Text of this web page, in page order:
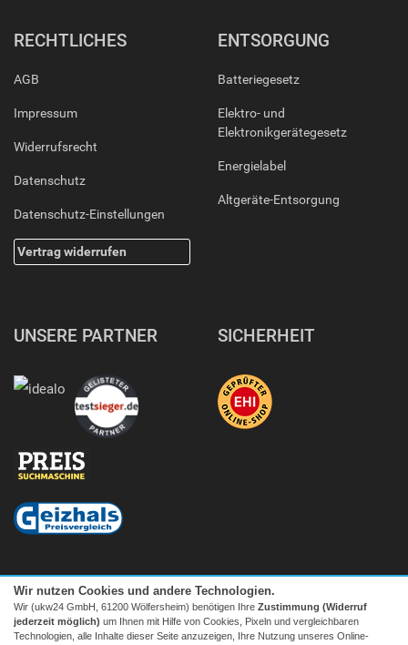
RECHTLICHES
AGB
Impressum
Widerrufsrecht
Datenschutz
Datenschutz-Einstellungen
Vertrag widerrufen
ENTSORGUNG
Batteriegesetz
Elektro- und
Elektronikgerätegesetz
Energielabel
Altgeräte-Entsorgung
UNSERE PARTNER SICHERHEIT
Wir nutzen Cookies und andere Technologien.
Wir (ukw24 GmbH, 61200 Wölfersheim) benötigen Ihre Zustimmung (Widerruf
jederzeit möglich) um Ihnen mit Hilfe von Cookies, Pixeln und vergleichbaren
Technologien, alle Inhalte dieser Seite anzuzeigen, Ihre Nutzung unseres Online-